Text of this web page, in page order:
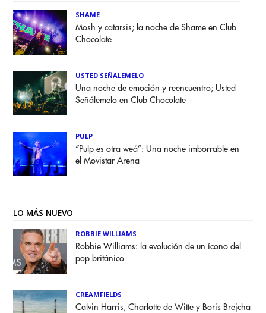
SHAME
Mosh y catarsis; la noche de Shame en Club
Chocolate
USTED SEÑALEMELO
Una noche de emoción y reencuentro; Usted
Señálemelo en Club Chocolate
PULP
“Pulp es otra weá”: Una noche imborrable en
el Movistar Arena
LO MÁS NUEVO
ROBBIE WILLIAMS
Robbie Williams: la evolución de un ícono del
pop británico
CREAMFIELDS
Calvin Harris, Charlotte de Witte y Boris Brejcha